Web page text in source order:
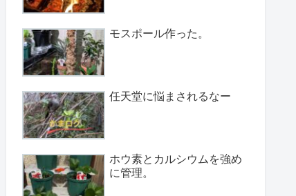
モスポール作った。
任天堂に悩まされるなー
ホウ素とカルシウムを強め
に管理。